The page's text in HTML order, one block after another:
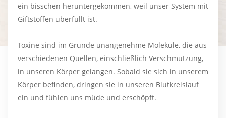
ein bisschen heruntergekommen, weil unser System mit
Giftstoffen überfüllt ist.
Toxine sind im Grunde unangenehme Moleküle, die aus
verschiedenen Quellen, einschließlich Verschmutzung,
in unseren Körper gelangen. Sobald sie sich in unserem
Körper befinden, dringen sie in unseren Blutkreislauf
ein und fühlen uns müde und erschöpft.